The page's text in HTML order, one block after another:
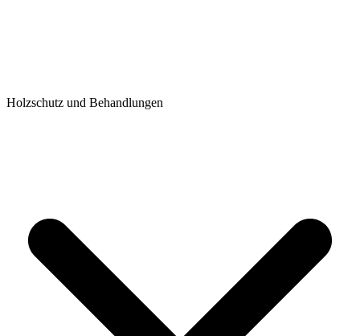
Holzschutz und Behandlungen